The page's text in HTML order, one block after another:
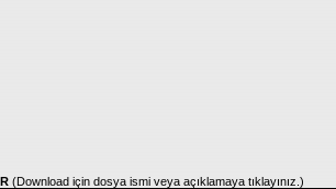
(Download için dosya ismi veya açıklamaya tıklayınız.)